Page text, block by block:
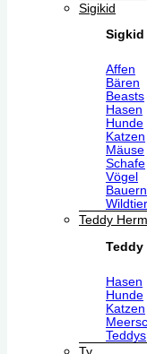
Sigikid
Sigkid
Affen
Bären
Beasts
Hasen
Hunde
Katzen
Mäuse
Schafe
Vögel
Teddy
Teddy
Hasen
Hunde
Katzen
Teddys
Ty